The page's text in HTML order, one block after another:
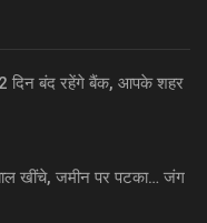
बंद रहेंगे बैंक, आपके शहर
खींचे, जमीन पर पटका… जंग